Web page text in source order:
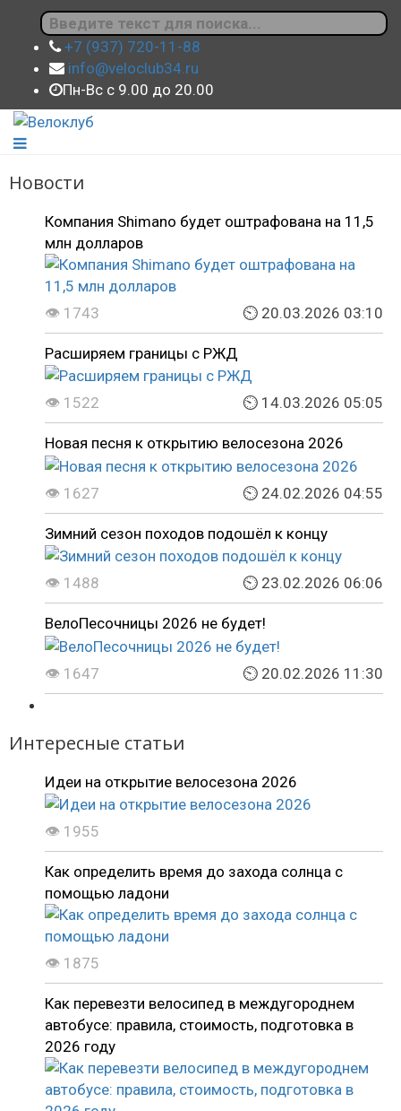
+7 (937) 720-11-88
info@veloclub34.ru
Пн-Вс с 9.00 до 20.00
Новости
Компания Shimano будет оштрафована на 11,5
млн долларов
👁 1743 ⏲ 20.03.2026 03:10
Расширяем границы с РЖД
👁 1522 ⏲ 14.03.2026 05:05
Новая песня к открытию велосезона 2026
👁 1627 ⏲ 24.02.2026 04:55
Зимний сезон походов подошёл к концу
👁 1488 ⏲ 23.02.2026 06:06
ВелоПесочницы 2026 не будет!
👁 1647 ⏲ 20.02.2026 11:30
Интересные статьи
Идеи на открытие велосезона 2026
👁 1955
Как определить время до захода солнца с
помощью ладони
👁 1875
Как перевезти велосипед в междугороднем
автобусе: правила, стоимость, подготовка в
2026 году